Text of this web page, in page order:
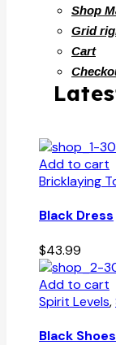
Shop
Grid
Cart
Add to cart
Bricklaying
Black Dress
$43.99
Add to cart
Spirit Levels,
Black Shoes